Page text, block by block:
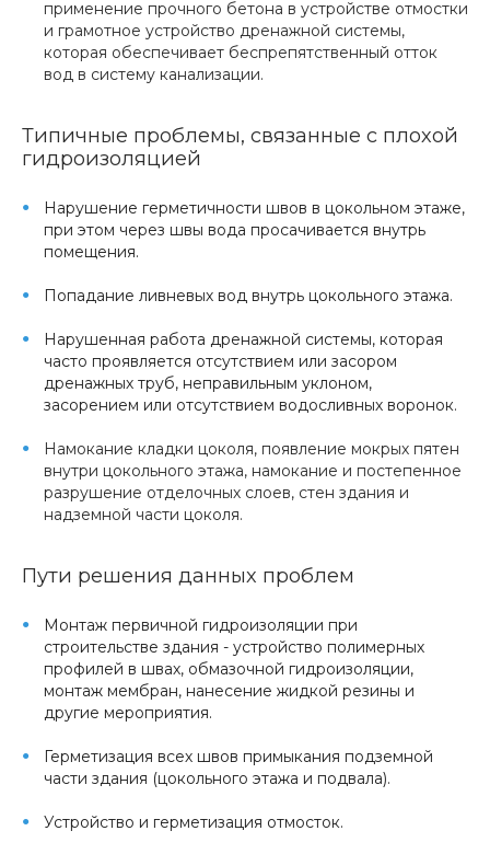
применение прочного бетона в устройстве отмостки
и грамотное устройство дренажной системы,
которая обеспечивает беспрепятственный отток
вод в систему канализации.
Типичные проблемы, связанные с плохой
гидроизоляцией
Нарушение герметичности швов в цокольном этаже,
при этом через швы вода просачивается внутрь
помещения.
Попадание ливневых вод внутрь цокольного этажа.
Нарушенная работа дренажной системы, которая
часто проявляется отсутствием или засором
дренажных труб, неправильным уклоном,
засорением или отсутствием водосливных воронок.
Намокание кладки цоколя, появление мокрых пятен
внутри цокольного этажа, намокание и постепенное
разрушение отделочных слоев, стен здания и
надземной части цоколя.
Пути решения данных проблем
Монтаж первичной гидроизоляции при
строительстве здания - устройство полимерных
профилей в швах, обмазочной гидроизоляции,
монтаж мембран, нанесение жидкой резины и
другие мероприятия.
Герметизация всех швов примыкания подземной
части здания (цокольного этажа и подвала).
Устройство и герметизация отмосток.